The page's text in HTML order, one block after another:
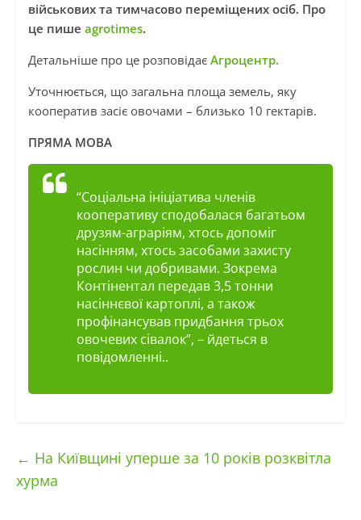
військових та тимчасово переміщених осіб. Про
це пише agrotimes.
Детальніше про це розповідає Агроцентр.
Уточнюється, що загальна площа земель, яку
кооператив засіє овочами – близько 10 гектарів.
ПРЯМА МОВА
“Соціальна ініціатива членів
кооперативу сподобалася багатьом
друзям-аграріям, хтось допоміг
насінням, хтось засобами захисту
рослин чи добривами. Зокрема
Контінентал передав 3,5 тонни
насіннєвої картоплі, а також
профінансував придбання трьох
овочевих сівалок”, – йдеться в
повідомленні..
← На Київщині уперше за 10 років розквітла
хурма